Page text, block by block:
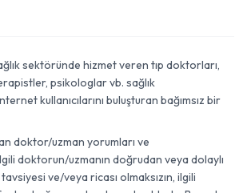
sektöründe hizmet veren tıp doktorları,
psikologlar vb. sağlık
kullanıcılarını buluşturan bağımsız bir
doktor/uzman yorumları ve
doktorun/uzmanın doğrudan veya dolaylı
ve/veya ricası olmaksızın, ilgili